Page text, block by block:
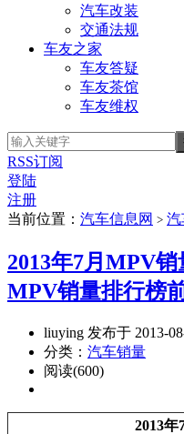
汽车改装
交通法规
车友之家
车友答疑
车友茶馆
车友维权
RSS订阅
登陆
注册
当前位置： 汽车信息网 > 汽
2013年7月MPV销
MPV销量排行榜
liuying 发布于 2013-
分类： 汽车销量
阅读(600)
2013年